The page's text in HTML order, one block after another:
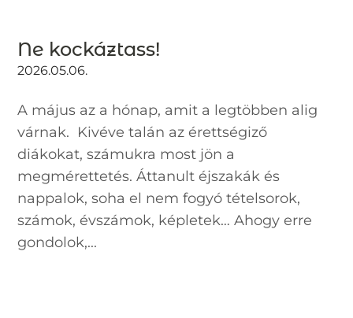
Ne kockáztass!
2026.05.06.
A május az a hónap, amit a legtöbben alig
várnak. Kivéve talán az érettségiző
diákokat, számukra most jön a
megmérettetés. Áttanult éjszakák és
nappalok, soha el nem fogyó tételsorok,
számok, évszámok, képletek… Ahogy erre
gondolok,...